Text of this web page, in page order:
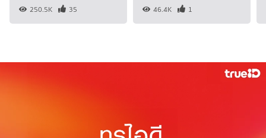
250.5K 35 46.4K 1